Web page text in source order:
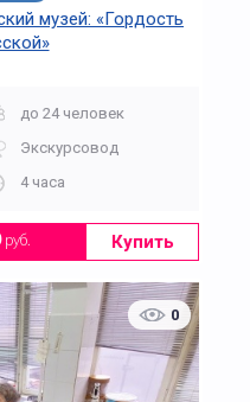
музей: «Гордость
до 24 человек
Экскурсовод
4 часа
руб. Купить
0